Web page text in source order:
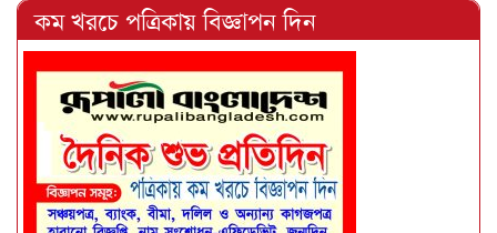
কম খরচে পত্রিকায় বিজ্ঞাপন দিন